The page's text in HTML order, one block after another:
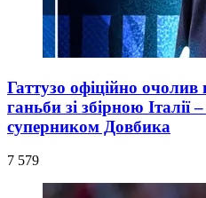
Гаттузо офіційно
ганьби зі збірною Італії
суперником Довбика
7 579